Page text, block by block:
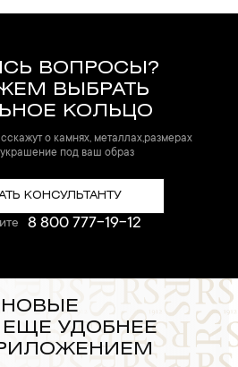
ВОПРОСЫ?
ВЫБРАТЬ
КОЛЬЦО
о камнях, металлах,размерах
под ваш образ
КОНСУЛЬТАНТУ
8 800 777-19-12
НОВЫЕ
УДОБНЕЕ